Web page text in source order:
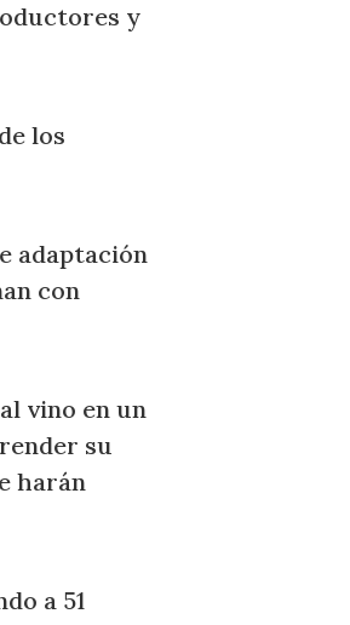
y
los
adaptación
con
vino en un
su
harán
a 51